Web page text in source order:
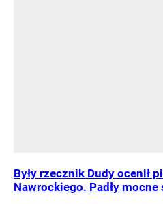
Były rzecznik Dudy ocenił
Nawrockiego. Padły mocne